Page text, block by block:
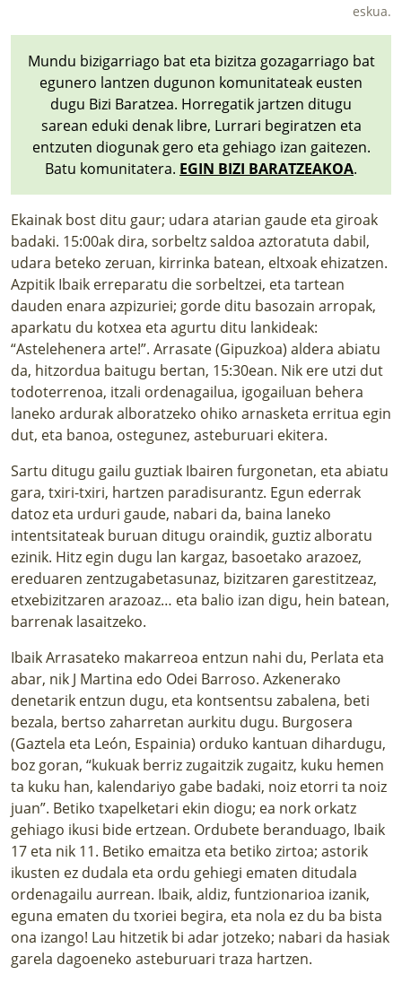
AZOKA
eskua.
Mundu bizigarriago bat eta bizitza gozagarriago bat
egunero lantzen dugunon komunitateak eusten
dugu Bizi Baratzea. Horregatik jartzen ditugu
sarean eduki denak libre, Lurrari begiratzen eta
entzuten diogunak gero eta gehiago izan gaitezen.
Batu komunitatera. EGIN BIZI BARATZEAKOA.
Ekainak bost ditu gaur; udara atarian gaude eta giroak
badaki. 15:00ak dira, sorbeltz saldoa aztoratuta dabil,
udara beteko zeruan, kirrinka batean, eltxoak ehizatzen.
Azpitik Ibaik erreparatu die sorbeltzei, eta tartean
dauden enara azpizuriei; gorde ditu basozain arropak,
aparkatu du kotxea eta agurtu ditu lankideak:
“Astelehenera arte!”. Arrasate (Gipuzkoa) aldera abiatu
da, hitzordua baitugu bertan, 15:30ean. Nik ere utzi dut
todoterrenoa, itzali ordenagailua, igogailuan behera
laneko ardurak alboratzeko ohiko arnasketa erritua egin
dut, eta banoa, ostegunez, asteburuari ekitera.
Sartu ditugu gailu guztiak Ibairen furgonetan, eta abiatu
gara, txiri-txiri, hartzen paradisurantz. Egun ederrak
datoz eta urduri gaude, nabari da, baina laneko
intentsitateak buruan ditugu oraindik, guztiz alboratu
ezinik. Hitz egin dugu lan kargaz, basoetako arazoez,
ereduaren zentzugabetasunaz, bizitzaren garestitzeaz,
etxebizitzaren arazoaz… eta balio izan digu, hein batean,
barrenak lasaitzeko.
Ibaik Arrasateko makarreoa entzun nahi du, Perlata eta
abar, nik J Martina edo Odei Barroso. Azkenerako
denetarik entzun dugu, eta kontsentsu zabalena, beti
bezala, bertso zaharretan aurkitu dugu. Burgosera
(Gaztela eta León, Espainia) orduko kantuan dihardugu,
boz goran, “kukuak berriz zugaitzik zugaitz, kuku hemen
ta kuku han, kalendariyo gabe badaki, noiz etorri ta noiz
juan”. Betiko txapelketari ekin diogu; ea nork orkatz
gehiago ikusi bide ertzean. Ordubete beranduago, Ibaik
17 eta nik 11. Betiko emaitza eta betiko zirtoa; astorik
ikusten ez dudala eta ordu gehiegi ematen ditudala
ordenagailu aurrean. Ibaik, aldiz, funtzionarioa izanik,
eguna ematen du txoriei begira, eta nola ez du ba bista
ona izango! Lau hitzetik bi adar jotzeko; nabari da hasiak
garela dagoeneko asteburuari traza hartzen.